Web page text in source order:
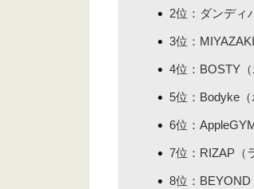
2位：ダンディ
3位：
4位：BOSTY（
5位：Bodyke（
6位：
7位：RIZAP（
8位：BEYOND